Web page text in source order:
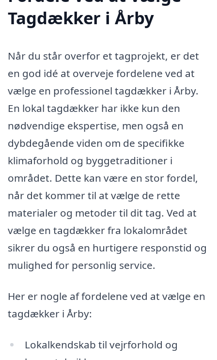
Tagdækker i Årby
Når du står overfor et tagprojekt, er det
en god idé at overveje fordelene ved at
vælge en professionel tagdækker i Årby.
En lokal tagdækker har ikke kun den
nødvendige ekspertise, men også en
dybdegående viden om de specifikke
klimaforhold og byggetraditioner i
området. Dette kan være en stor fordel,
når det kommer til at vælge de rette
materialer og metoder til dit tag. Ved at
vælge en tagdækker fra lokalområdet
sikrer du også en hurtigere responstid og
mulighed for personlig service.
Her er nogle af fordelene ved at vælge en
tagdækker i Årby:
Lokalkendskab til vejrforhold og